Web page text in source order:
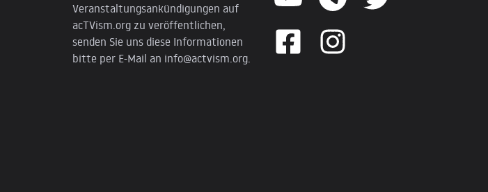
Veranstaltungsankündigungen auf
acTVism.org zu veröffentlichen,
senden Sie uns diese Informationen
bitte per E-Mail an info@actvism.org